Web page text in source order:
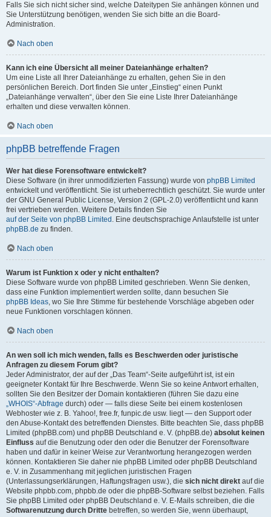
Falls Sie sich nicht sicher sind, welche Dateitypen Sie anhängen können und
Sie Unterstützung benötigen, wenden Sie sich bitte an die Board-
Administration.
Nach oben
Kann ich eine Übersicht all meiner Dateianhänge erhalten?
Um eine Liste all Ihrer Dateianhänge zu erhalten, gehen Sie in den
persönlichen Bereich. Dort finden Sie unter „Einstieg“ einen Punkt
„Dateianhänge verwalten“, über den Sie eine Liste Ihrer Dateianhänge
erhalten und diese verwalten können.
Nach oben
phpBB betreffende Fragen
Wer hat diese Forensoftware entwickelt?
Diese Software (in ihrer unmodifizierten Fassung) wurde von phpBB Limited
entwickelt und veröffentlicht. Sie ist urheberrechtlich geschützt. Sie wurde unter
der GNU General Public License, Version 2 (GPL-2.0) veröffentlicht und kann
frei vertrieben werden. Weitere Details finden Sie
auf der Seite von phpBB Limited . Eine deutschsprachige Anlaufstelle ist unter
phpBB.de zu finden.
Nach oben
Warum ist Funktion x oder y nicht enthalten?
Diese Software wurde von phpBB Limited geschrieben. Wenn Sie denken,
dass eine Funktion implementiert werden sollte, dann besuchen Sie
phpBB Ideas, wo Sie Ihre Stimme für bestehende Vorschläge abgeben oder
neue Funktionen vorschlagen können.
Nach oben
An wen soll ich mich wenden, falls es Beschwerden oder juristische
Anfragen zu diesem Forum gibt?
Jeder Administrator, der auf der „Das Team“-Seite aufgeführt ist, ist ein
geeigneter Kontakt für Ihre Beschwerde. Wenn Sie so keine Antwort erhalten,
sollten Sie den Besitzer der Domain kontaktieren (führen Sie dazu eine
„WHOIS“-Abfrage durch) oder — falls diese Seite bei einem kostenlosen
Webhoster wie z. B. Yahoo!, free.fr, funpic.de usw. liegt — den Support oder
den Abuse-Kontakt des betreffenden Dienstes. Bitte beachten Sie, dass phpBB
Limited (phpBB.com) und phpBB Deutschland e. V. (phpBB.de) absolut keinen
Einfluss auf die Benutzung oder den oder die Benutzer der Forensoftware
haben und dafür in keiner Weise zur Verantwortung herangezogen werden
können. Kontaktieren Sie daher nie phpBB Limited oder phpBB Deutschland
e. V. in Zusammenhang mit jeglichen juristischen Fragen
(Unterlassungserklärungen, Haftungsfragen usw.), die sich nicht direkt auf die
Website phpbb.com, phpbb.de oder die phpBB-Software selbst beziehen. Falls
Sie phpBB Limited oder phpBB Deutschland e. V. E-Mails schreiben, die die
Softwarenutzung durch Dritte betreffen, so werden Sie, wenn überhaupt,